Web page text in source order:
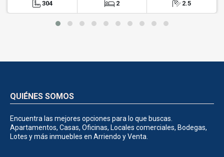
304 2 2.5
QUIÉNES SOMOS
Encuentra las mejores opciones para lo que buscas.
Apartamentos, Casas, Oficinas, Locales comerciales, Bodegas,
Lotes y más inmuebles en Arriendo y Venta.